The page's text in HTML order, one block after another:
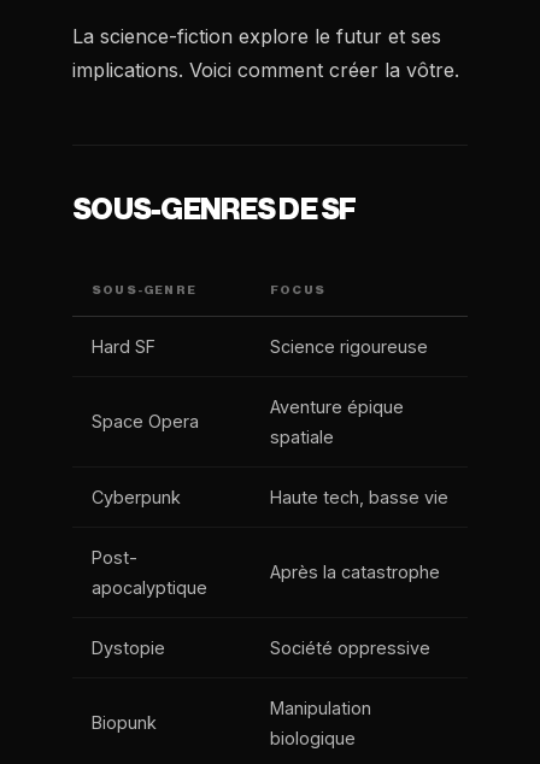
La science-fiction explore le futur et ses
implications. Voici comment créer la vôtre.
SOUS-GENRES DE SF
SOUS-GENRE FOCUS
Hard SF Science rigoureuse
Space Opera
Aventure épique
spatiale
Cyberpunk Haute tech, basse vie
Post-
apocalyptique
Après la catastrophe
Dystopie Société oppressive
Biopunk
Manipulation
biologique